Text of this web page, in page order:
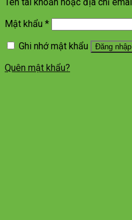
Tên tài khoản hoặc địa chỉ email
Mật khẩu *
Ghi nhớ mật khẩu
Đăng nhập
Quên mật khẩu?